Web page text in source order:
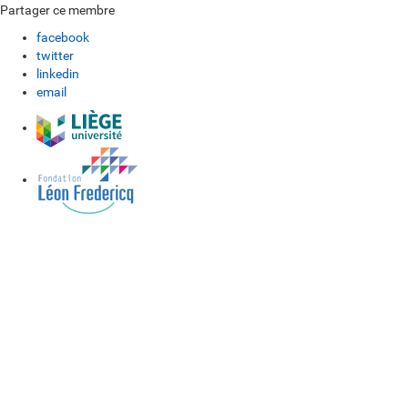
Partager ce membre
facebook
twitter
linkedin
email